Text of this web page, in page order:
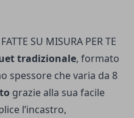
SU MISURA PER TE
tradizionale, formato
spessore che varia da 8
grazie alla sua facile
l’incastro,